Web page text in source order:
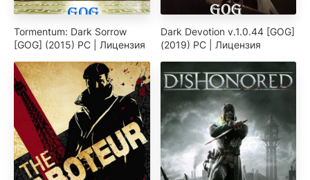
Tormentum: Dark Sorrow
[GOG] (2015) PC | Лицензия
Dark Devotion v.1.0.44 [GOG]
(2019) PC | Лицензия